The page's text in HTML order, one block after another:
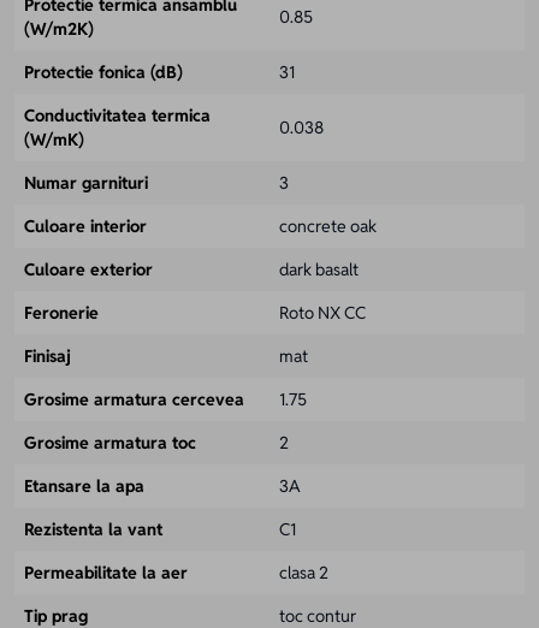
Protectie termica ansamblu
(W/m2K)
0.85
Protectie fonica (dB)
31
Conductivitatea termica
(W/mK)
0.038
Numar garnituri
3
Culoare interior
concrete oak
Culoare exterior
dark basalt
Feronerie
Roto NX CC
Finisaj
mat
Grosime armatura cercevea
1.75
Grosime armatura toc
2
Etansare la apa
3A
Rezistenta la vant
C1
Permeabilitate la aer
clasa 2
Tip prag
toc contur